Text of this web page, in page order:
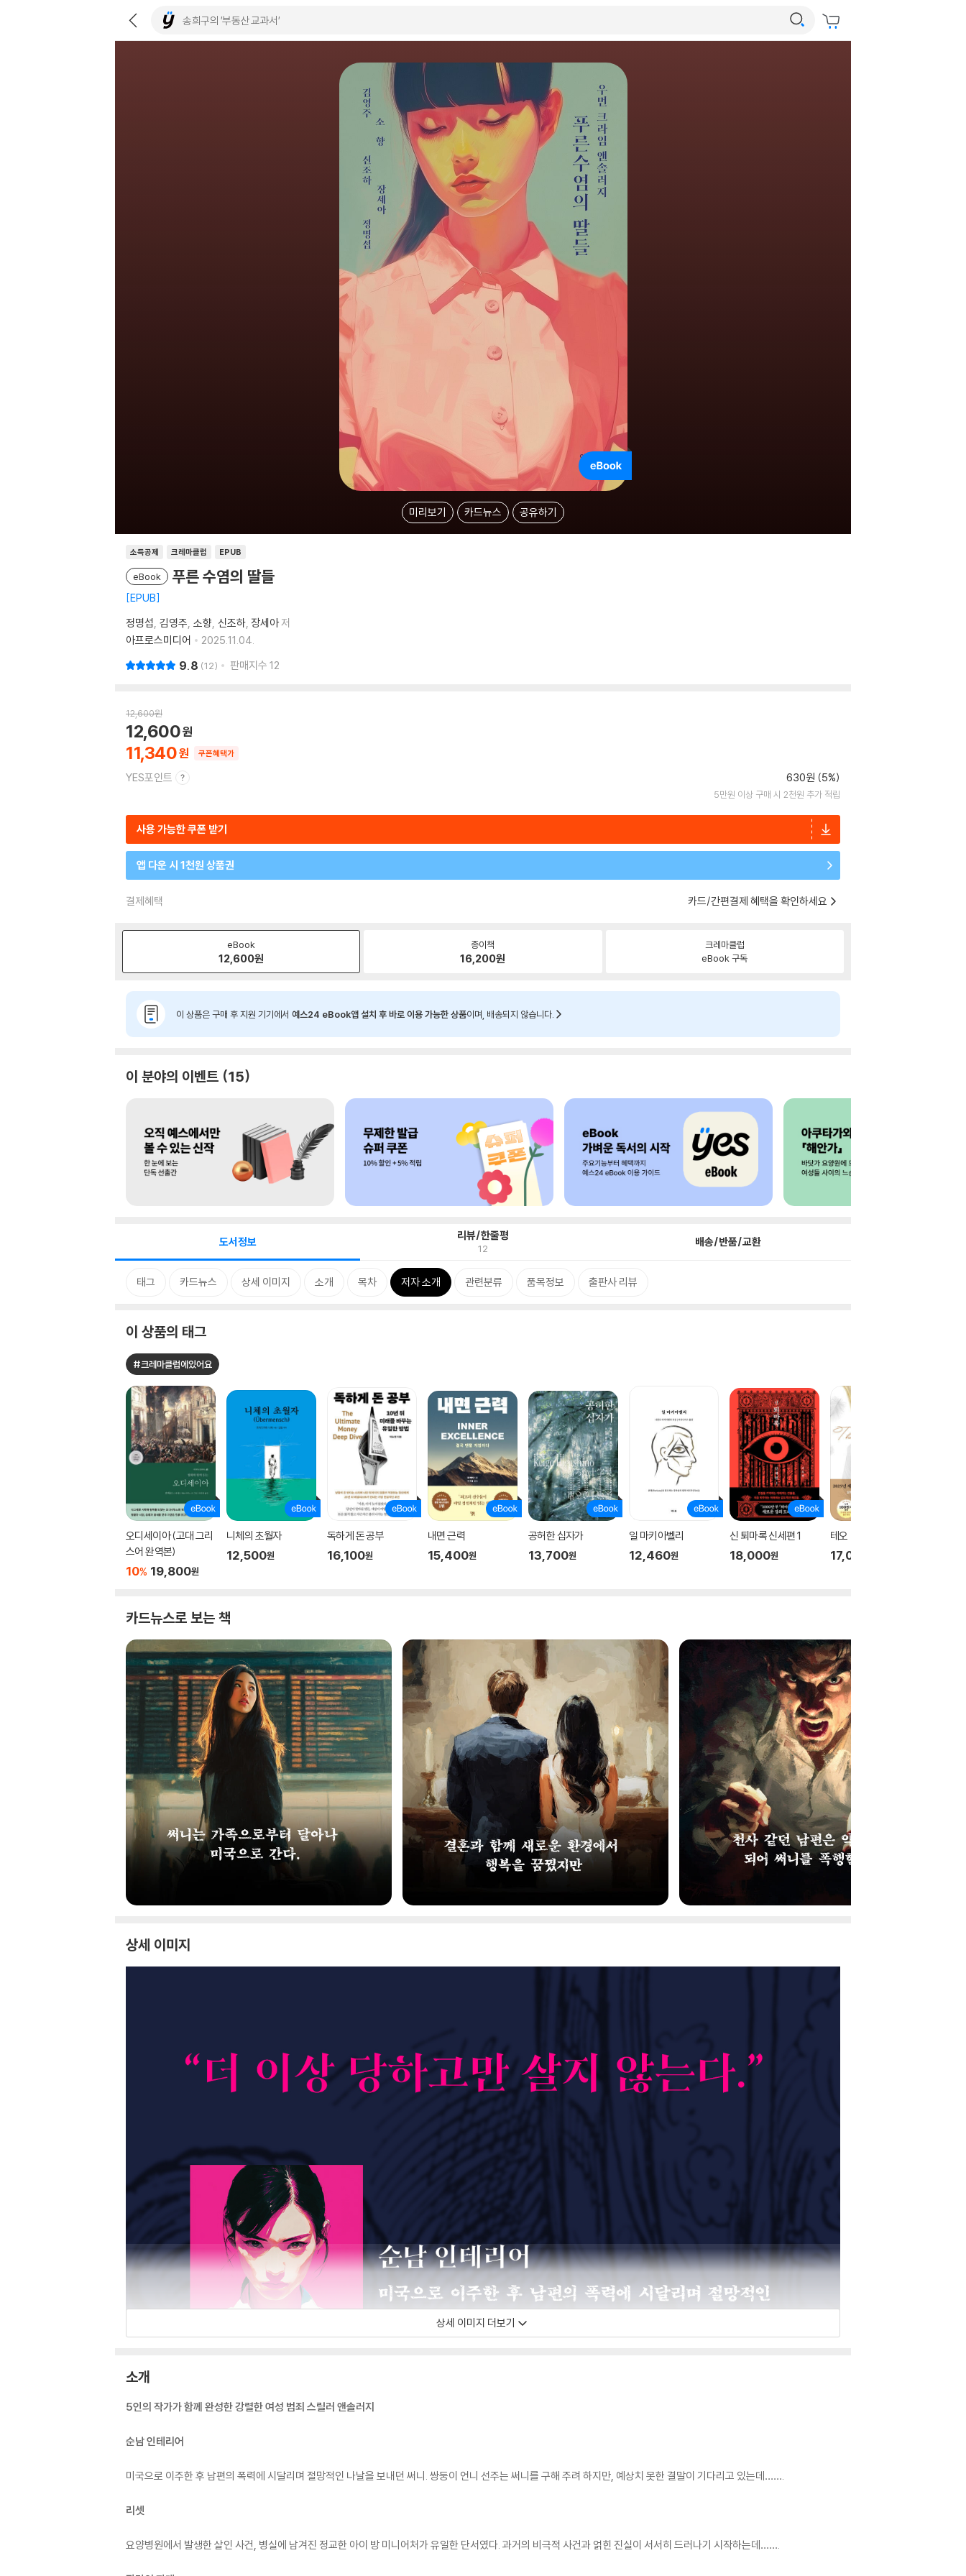
미리보기 카드뉴스 공유하기
소득공제 크레마클럽 EPUB
eBook 푸른 수염의 딸들
EPUB
정명섭 김영주 소향 신조하 장세아저
아프로스미디어
2025.11.04.
9.8 12 판매지수 12
12,600원
11,340
12,600
쿠폰혜택가
YES포인트 630원 (5%)
5만원 이상 구매 시 2천원 추가 적립
사용 가능한 쿠폰 받기
앱 다운 시 1천원 상품권
결제혜택 카드/간편결제 혜택을 확인하세요
eBook
12,600원
종이책
16,200원
크레마클럽
eBook 구독
이 상품은 구매 후 지원 기기에서 예스24 eBook앱 설치 후 바로 이용 가능한 상품이며, 배송되지 않습니다.
이 분야의 이벤트 15
도서정보 리뷰/한줄평
12 배송/반품/교환
태그 카드뉴스 상세 이미지 소개 목차 저자 소개 관련분류 품목정보 출판사 리뷰
이 상품의 태그
#크레마클럽에있어요
오디세이아 (고대 그리
스어 완역본)
10% 19,800원
니체의 초월자
12,500원
독하게 돈 공부
16,100원
내면 근력
15,400원
공허한 십자가
13,700원
일 마키아벨리
12,460원
신 퇴마록 신세편 1
18,000원
테오
17,000
카드뉴스로 보는 책
상세 이미지
상세 이미지 더보기
소개
5인의 작가가 함께 완성한 강렬한 여성 범죄 스릴러 앤솔러지
순남 인테리어
미국으로 이주한 후 남편의 폭력에 시달리며 절망적인 나날을 보내던 써니. 쌍둥이 언니 선주는 써니를 구해 주려 하지만, 예상치 못한 결말이 기다리고 있는데…….
리셋
요양병원에서 발생한 살인 사건, 병실에 남겨진 정교한 아이 방 미니어처가 유일한 단서였다. 과거의 비극적 사건과 얽힌 진실이 서서히 드러나기 시작하는데…….